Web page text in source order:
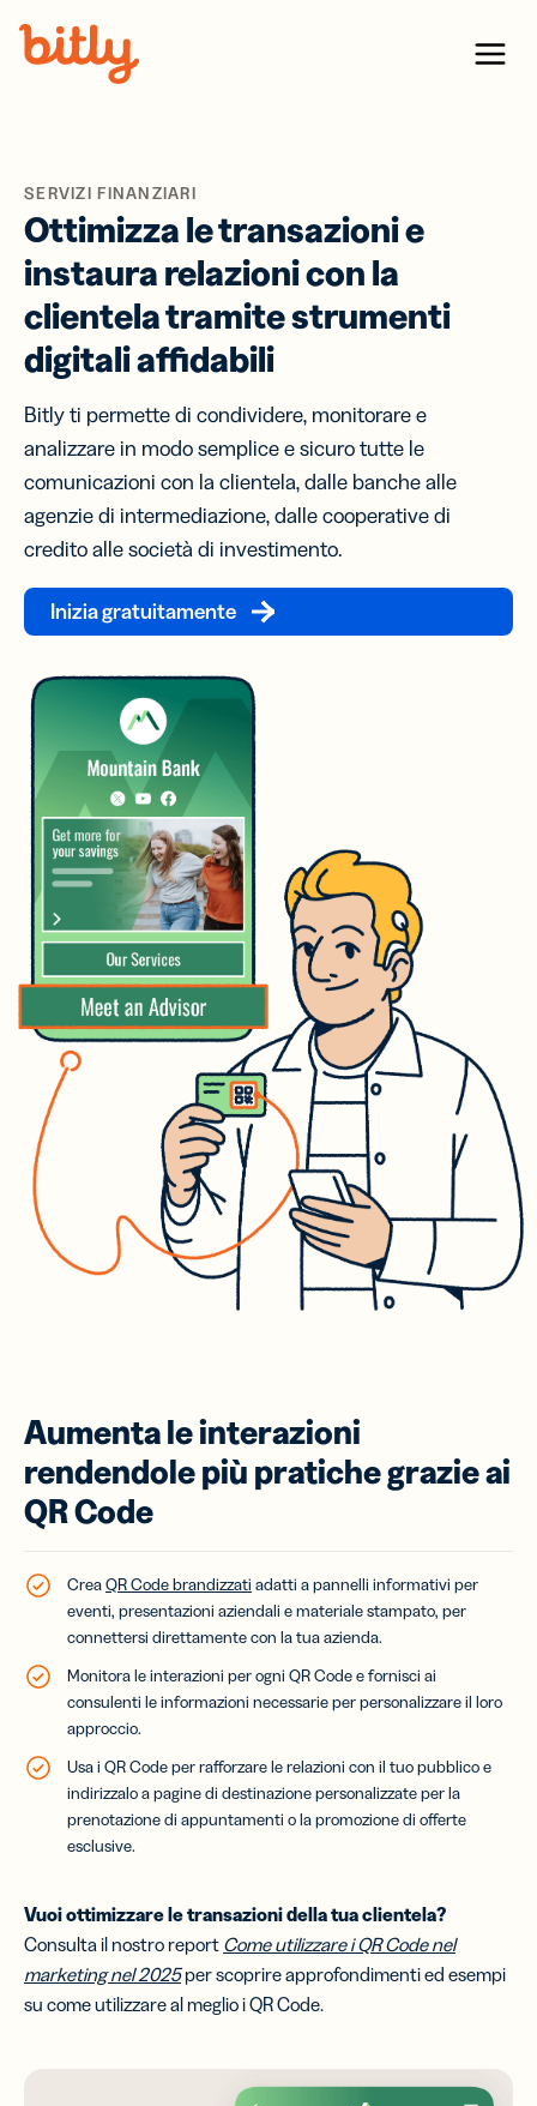
Menu
SERVIZI FINANZIARI
Ottimizza le transazioni e
instaura relazioni con la
clientela tramite strumenti
digitali affidabili
Bitly ti permette di condividere, monitorare e
analizzare in modo semplice e sicuro tutte le
comunicazioni con la clientela, dalle banche alle
agenzie di intermediazione, dalle cooperative di
credito alle società di investimento.
Inizia gratuitamente
Aumenta le interazioni
rendendole più pratiche grazie ai
QR Code
CreaQR Code brandizzati adatti a pannelli informativi per
eventi, presentazioni aziendali e materiale stampato, per
connettersi direttamente con la tua azienda.
Monitora le interazioni per ogni QR Code e fornisci ai
consulenti le informazioni necessarie per personalizzare il loro
approccio.
Usa i QR Code per rafforzare le relazioni con il tuo pubblico e
indirizzalo a pagine di destinazione personalizzate per la
prenotazione di appuntamenti o la promozione di offerte
esclusive.
Vuoi ottimizzare le transazioni della tua clientela?
Consulta il nostro report Come utilizzare i QR Code nel
marketing nel 2025per scoprire approfondimenti ed esempi
su come utilizzare al meglio i QR Code.